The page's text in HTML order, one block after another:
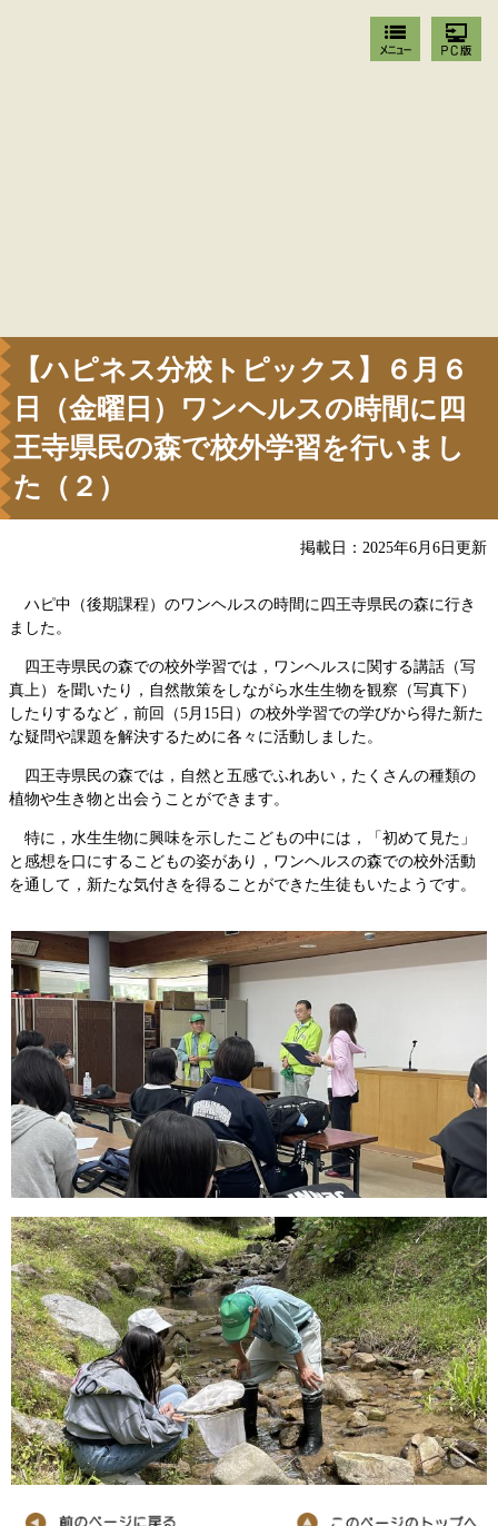
【ハピネス分校トピックス】６月６
日（金曜日）ワンヘルスの時間に四
王寺県民の森で校外学習を行いまし
た（２）
掲載日：2025年6月6日更新
ハピ中（後期課程）のワンヘルスの時間に四王寺県民の森に行き
ました。
四王寺県民の森での校外学習では，ワンヘルスに関する講話（写
真上）を聞いたり，自然散策をしながら水生生物を観察（写真下）
したりするなど，前回（5月15日）の校外学習での学びから得た新た
な疑問や課題を解決するために各々に活動しました。
四王寺県民の森では，自然と五感でふれあい，たくさんの種類の
植物や生き物と出会うことができます。
特に，水生生物に興味を示したこどもの中には，「初めて見た」
と感想を口にするこどもの姿があり，ワンヘルスの森での校外活動
を通して，新たな気付きを得ることができた生徒もいたようです。